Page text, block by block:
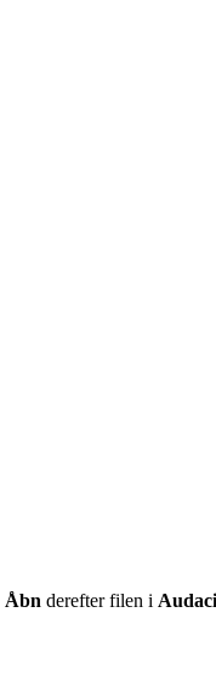
Åbn derefter filen i